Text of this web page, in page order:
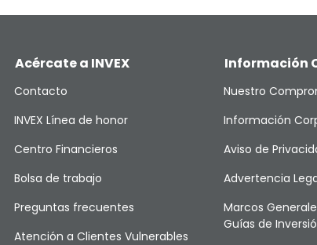
Acércate a INVEX
Contacto
INVEX Línea de honor
Centro Financieros
Bolsa de trabajo
Preguntas frecuentes
Atención a Clientes Vulnerables
Información
Nuestro
Información
Aviso de
Advertencia
Marcos
Guías de